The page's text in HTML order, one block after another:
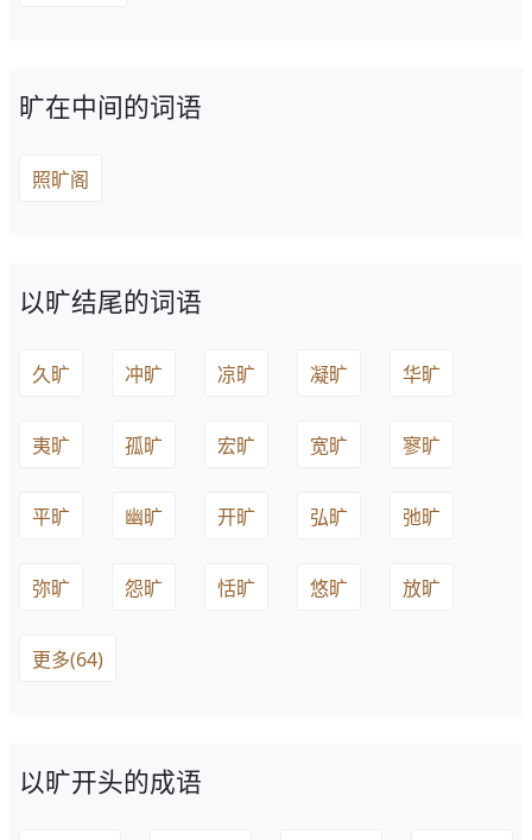
旷在中间的词语
照旷阁
以旷结尾的词语
久旷 冲旷 凉旷 凝旷 华旷
夷旷 孤旷 宏旷 宽旷 寥旷
平旷 幽旷 开旷 弘旷 弛旷
弥旷 怨旷 恬旷 悠旷 放旷
更多(64)
以旷开头的成语